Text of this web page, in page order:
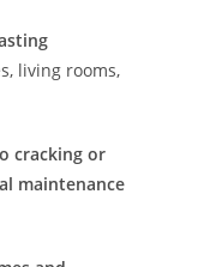
living rooms,
cracking or
maintenance